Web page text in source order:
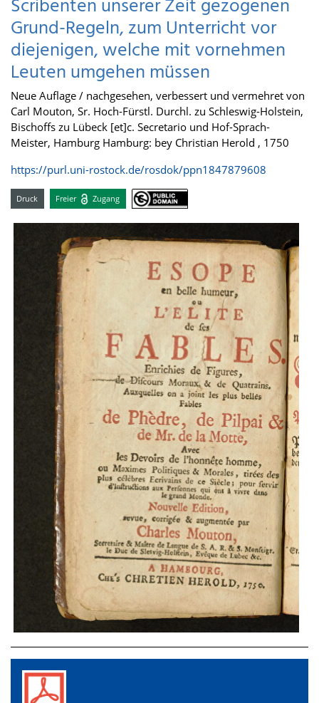
Scribenten unserer Zeit gezogenen
Grund-Regeln, zum Unterricht vor
diejenigen, welche mit vornehmen
Leuten umgehen müssen
Neue Auflage / nachgesehen, verbessert und vermehret von
Carl Mouton, Sr. Hoch-Fürstl. Durchl. zu Schleswig-Holstein,
Bischoffs zu Lübeck [et]c. Secretario und Hof-Sprach-
Meister, Hamburg Hamburg: bey Christian Herold , 1750
https://purl.uni-rostock.de/rosdok/ppn1847879608
Druck Freier Zugang